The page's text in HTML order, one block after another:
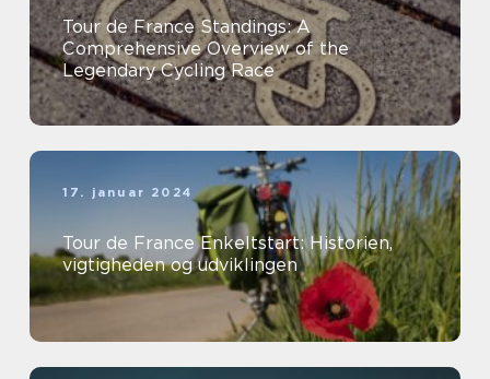
Tour de France Standings: A
Comprehensive Overview of the
Legendary Cycling Race
17. januar 2024
Tour de France Enkeltstart: Historien,
vigtigheden og udviklingen